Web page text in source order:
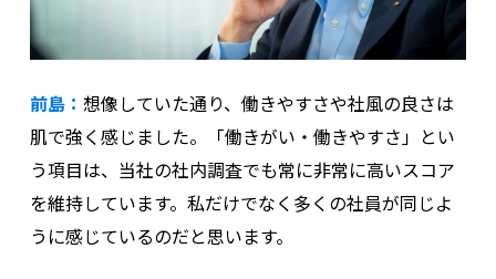
前島： 想像していた通り、働きやすさや社風の良さは
肌で強く感じました。「働きがい・働きやすさ」とい
う項目は、当社の社内調査でも常に非常に高いスコア
を維持しています。私だけでなく多くの社員が同じよ
うに感じているのだと思います。